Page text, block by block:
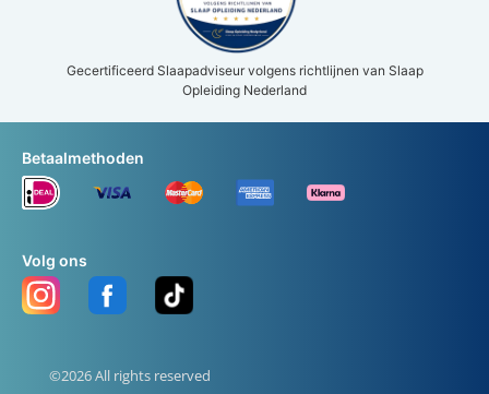
Gecertificeerd Slaapadviseur volgens richtlijnen van Slaap
Opleiding Nederland
©2026 All rights reserved
Volg ons
Betaalmethoden